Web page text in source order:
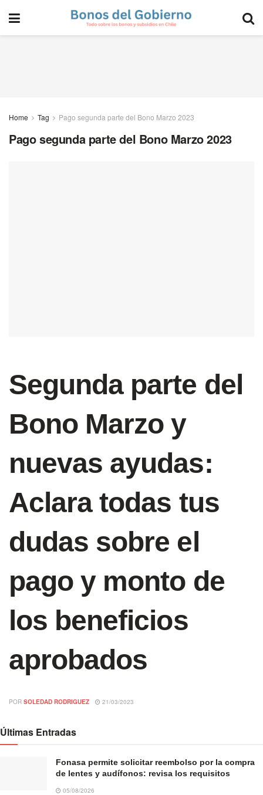
Home Tag Pago segunda parte del Bono Marzo 2023
Pago segunda parte del Bono Marzo 2023
Segunda parte del
Bono Marzo y
nuevas ayudas:
Aclara todas tus
dudas sobre el
pago y monto de
los beneficios
aprobados
POR SOLEDAD RODRIGUEZ 21/03/2023
Últimas Entradas
Fonasa permite solicitar reembolso por la compra
de lentes y audífonos: revisa los requisitos
05/08/2026